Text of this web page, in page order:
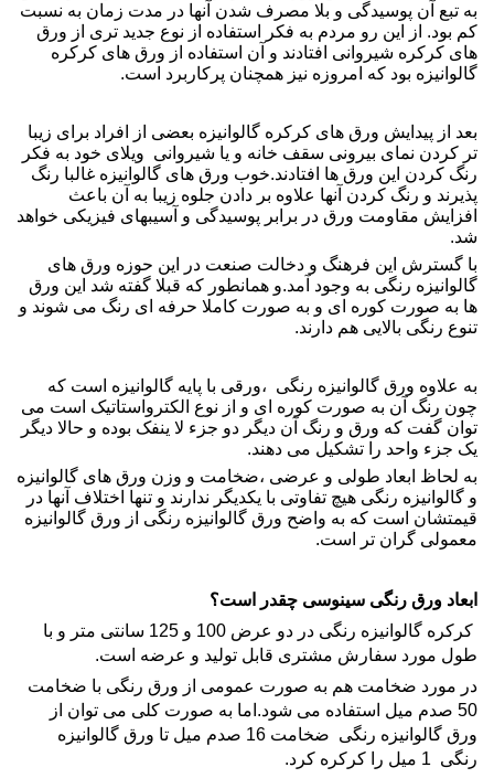
به تبع آن پوسیدگی و بلا مصرف شدن آنها در مدت زمان به نسبت
کم بود. از این رو مردم به فکر استفاده از نوع جدید تری از ورق
های کرکره شیروانی افتادند و آن استفاده از ورق های کرکره
گالوانیزه بود که امروزه نیز همچنان پرکاربرد است.
بعد از پیدایش ورق های کرکره گالوانیزه بعضی از افراد برای زیبا
تر کردن نمای بیرونی سقف خانه و یا شیروانی ویلای خود به فکر
رنگ کردن این ورق ها افتادند.خوب ورق های گالوانیزه غالبا رنگ
پذیرند و رنگ کردن آنها علاوه بر دادن جلوه زیبا به آن باعث
افزایش مقاومت ورق در برابر پوسیدگی و آسیبهای فیزیکی خواهد
شد.
با گسترش این فرهنگ و دخالت صنعت در این حوزه ورق های
گالوانیزه رنگی به وجود آمد.و همانطور که قبلا گفته شد این ورق
ها به صورت کوره ای و به صورت کاملا حرفه ای رنگ می شوند و
تنوع رنگی بالایی هم دارند.
به علاوه ورق گالوانیزه رنگی ،ورقی با پایه گالوانیزه است که
چون رنگ آن به صورت کوره ای و از نوع الکترواستاتیک است می
توان گفت که ورق و رنگ آن دیگر دو جزء لا ینفک بوده و حالا دیگر
یک جزء واحد را تشکیل می دهند.
به لحاظ ابعاد طولی و عرضی ،ضخامت و وزن ورق های گالوانیزه
و گالوانیزه رنگی هیچ تفاوتی با یکدیگر ندارند و تنها اختلاف آنها در
قیمتشان است که به واضح ورق گالوانیزه رنگی از ورق گالوانیزه
معمولی گران تر است.
ابعاد ورق رنگی سینوسی چقدر است؟
کرکره گالوانیزه رنگی
در دو عرض 100 و 125 سانتی متر و با
طول مورد سفارش مشتری قابل تولید و عرضه است.
در مورد ضخامت هم به صورت عمومی از ورق رنگی با ضخامت
50 صدم میل استفاده می شود.اما به صورت کلی می توان از
ورق گالوانیزه رنگی ضخامت 16 صدم میل تا
ورق گالوانیزه
رنگی